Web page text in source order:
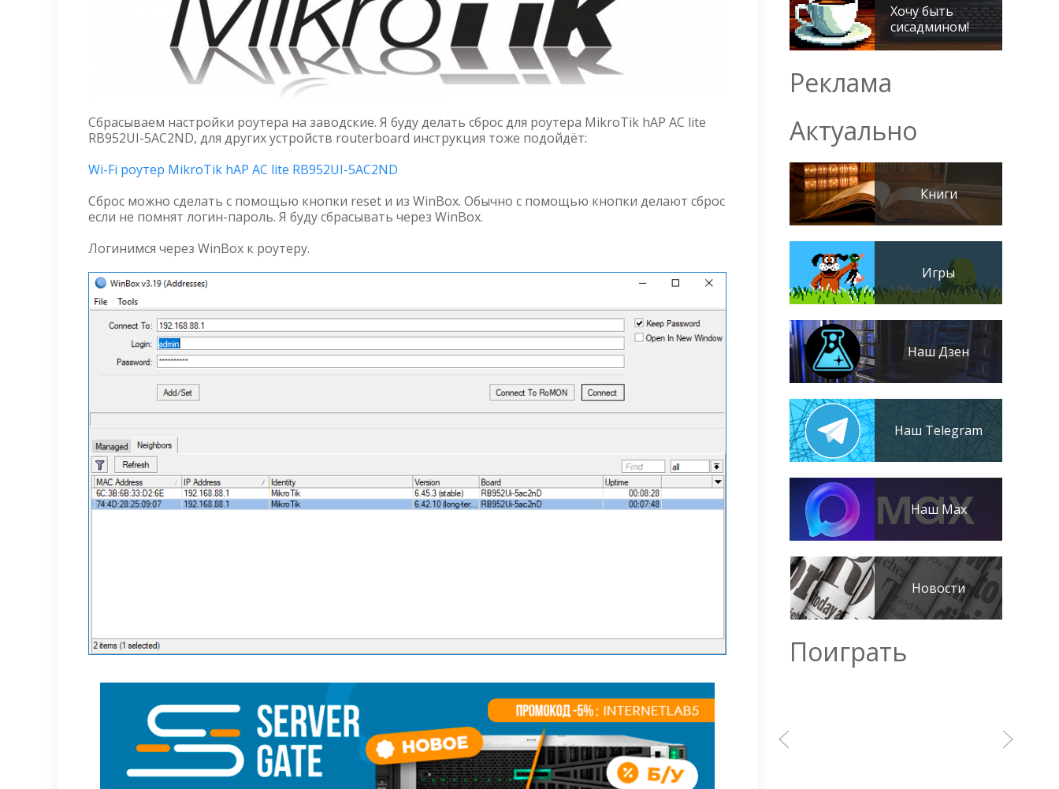
Сбрасываем настройки роутера на заводские. Я буду делать сброс для роутера MikroTik hAP AC lite
RB952UI-5AC2ND, для других устройств routerboard инструкция тоже подойдёт:
Wi-Fi роутер MikroTik hAP AC lite RB952UI-5AC2ND
Сброс можно сделать с помощью кнопки reset и из WinBox. Обычно с помощью кнопки делают сброс
если не помнят логин-пароль. Я буду сбрасывать через WinBox.
Логинимся через WinBox к роутеру.
Хочу быть
сисадмином!
Реклама
Актуально
Книги
Игры
Наш Дзен
Наш Telegram
Наш Max
Новости
Поиграть